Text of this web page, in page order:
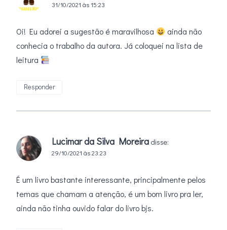
31/10/2021 às 15:23
Oi! Eu adorei a sugestão é maravilhosa
ainda não
conhecia o trabalho da autora. Já coloquei na lista de
leitura
Responder
Lucimar da Silva Moreira disse:
29/10/2021 às 23:23
É um livro bastante interessante, principalmente pelos
temas que chamam a atenção, é um bom livro pra ler,
ainda não tinha ouvido falar do livro bjs.